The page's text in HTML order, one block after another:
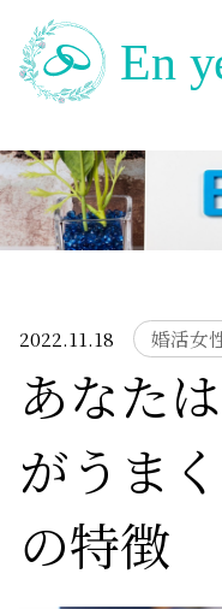
2022.11.18 婚活女
あなた
がうま
の特徴